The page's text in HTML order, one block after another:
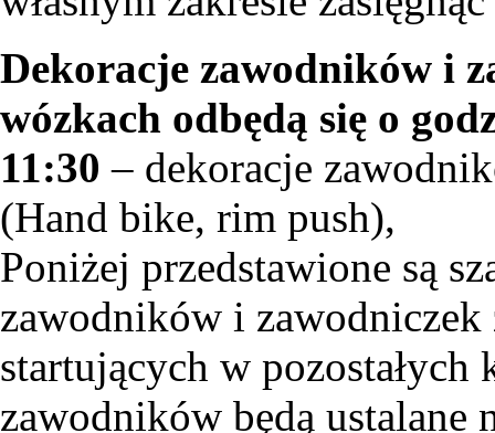
Dekoracje zawodników i
wózkach odbędą się o
11:30 – dekoracje
(Hand bike, rim push),
Poniżej przedstawione są
zawodników i zawodniczek
startujących w
zawodników będą ustalane